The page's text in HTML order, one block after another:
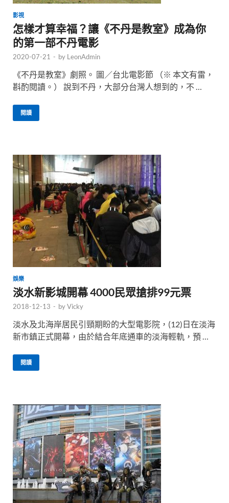
影視
怎樣才算幸福？讓《不丹是教室》成為你
的第一部不丹電影
2020-07-21 - by LeonAdmin
《不丹是教室》劇照。 圖／台北電影節 （※ 本文有雷，
斟酌閱讀。） 說到不丹，大部分台灣人想到的，不 …
閱讀
娛樂
淡水新影城開幕 4000民眾搶排99元票
2018-12-13 - byVicky
淡水及北海岸居民引頸期盼的大型電影院，(12)日在淡海
新市鎮正式開幕，由於結合年底通車的淡海輕軌，預 …
閱讀